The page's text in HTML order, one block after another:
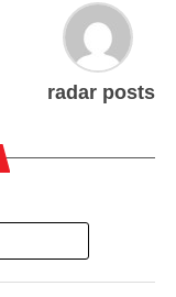
radar posts